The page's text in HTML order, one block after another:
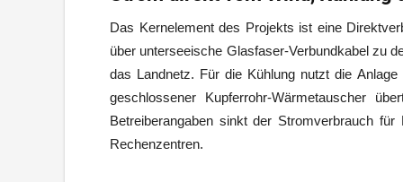
Das Kernelement des Projekts ist eine
über unterseeische Glasfaser-Verbundkabel zu
das Landnetz. Für die Kühlung nutzt die
geschlossener Kupferrohr-Wärmetauscher
Betreiberangaben sinkt der Stromverbrauch
Rechenzentren.